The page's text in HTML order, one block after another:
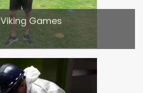
Viking Games